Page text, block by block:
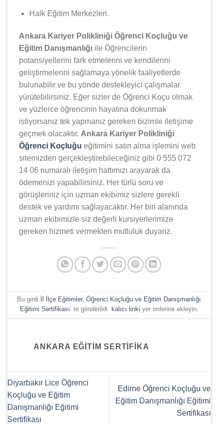
Halk Eğitim Merkezleri.
Ankara Kariyer Polikliniği Öğrenci Koçluğu ve
Eğitim Danışmanlığı ile Öğrencilerin
potansiyellerini fark etmelerini ve kendilerini
geliştirmelerini sağlamaya yönelik faaliyetlerde
bulunabilir ve bu yönde destekleyici çalışmalar
yürütebilirsiniz. Eğer sizler de Öğrenci Koçu olmak
ve yüzlerce öğrencinin hayatına dokunmak
istiyorsanız tek yapmanız gereken bizimle iletişime
geçmek olacaktır. Ankara Kariyer Polikliniği
Öğrenci Koçluğu eğitimini satın alma işlemini web
sitemizden gerçekleştirebileceğiniz gibi 0 555 072
14 06 numaralı iletişim hattımızı arayarak da
ödemenizi yapabilirsiniz. Her türlü soru ve
görüşleriniz için uzman ekibimiz sizlere gerekli
destek ve yardımı sağlayacaktır. Her biri alanında
uzman ekibimizle siz değerli kursiyerlerimize
gereken hizmeti vermekten mutluluk duyarız.
Bu girdi İl İlçe Eğitimler, Öğrenci Koçluğu ve Eğitim Danışmanlığı
Eğitimi Sertifikası’ te gönderildi. kalıcı linki yer imlerine ekleyin.
ANKARA EĞITIM SERTIFIKA
Diyarbakır Lice Öğrenci
Koçluğu ve Eğitim
Danışmanlığı Eğitimi
Sertifikası
Edirne Öğrenci Koçluğu ve
Eğitim Danışmanlığı Eğitimi
Sertifikası